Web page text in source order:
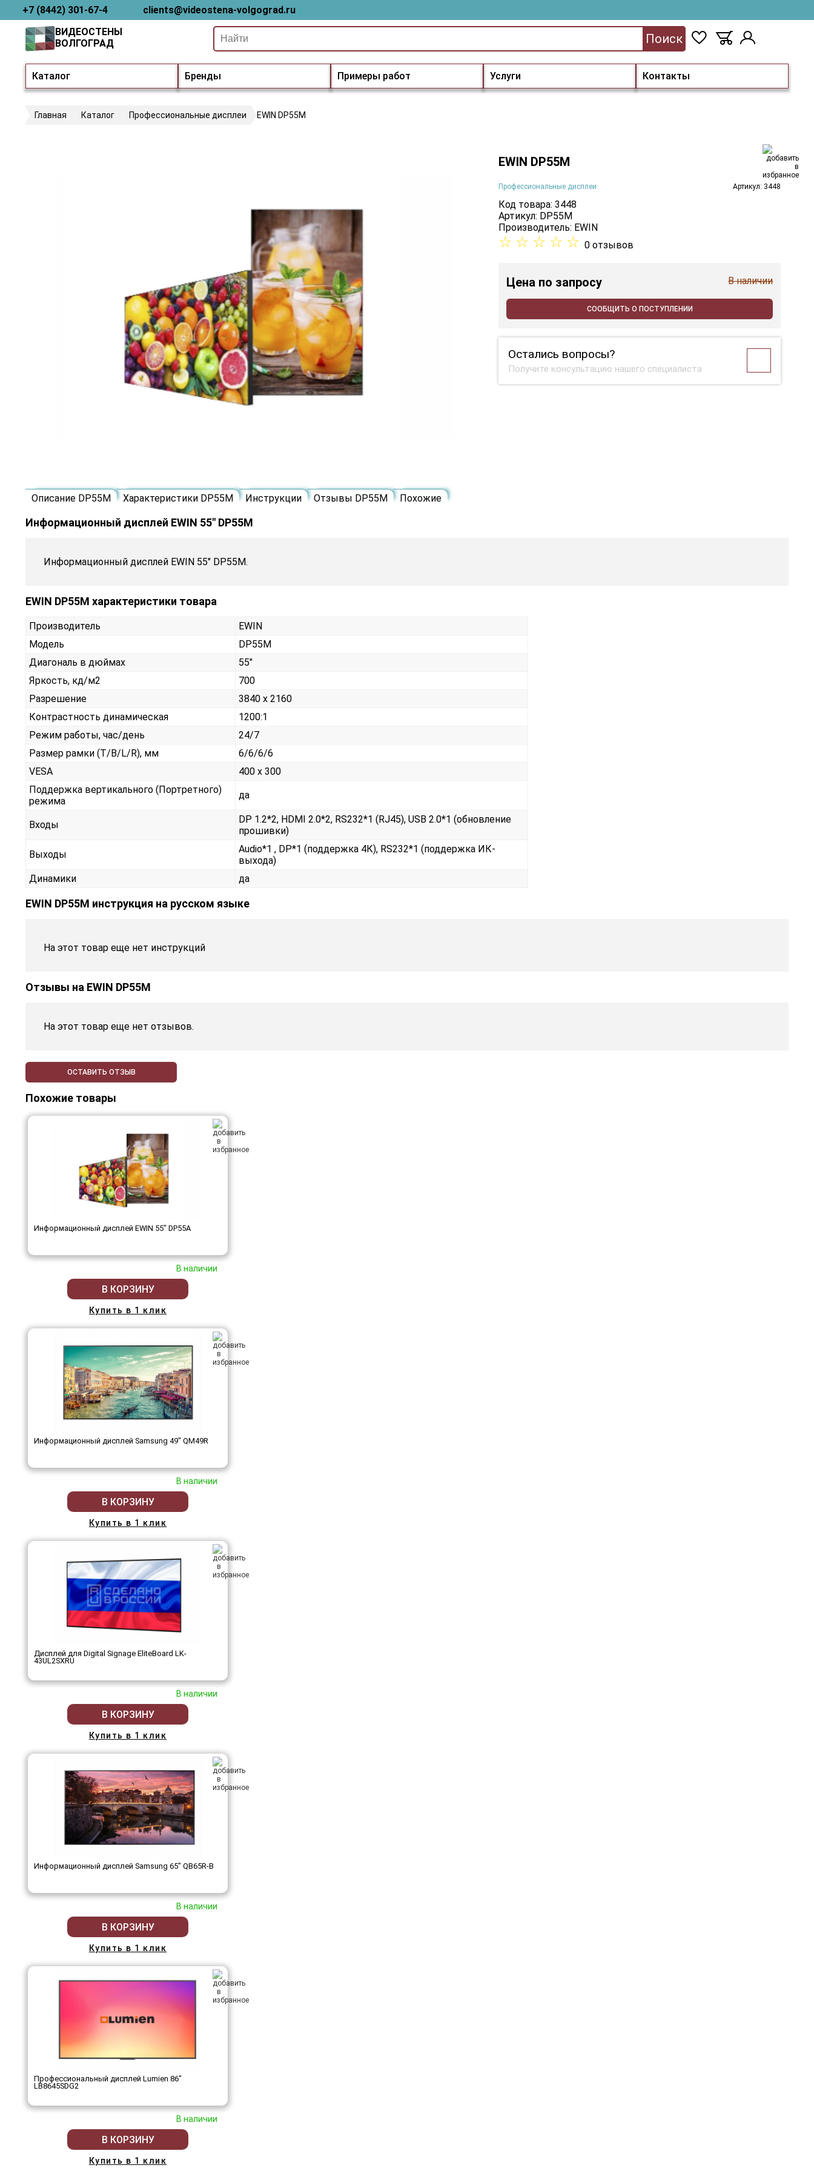
+7 (8442) 301-67-4 clients@videostena-volgograd.ru
Каталог Бренды Примеры работ Услуги Контакты
ВИДЕОСТЕНЫ
ВОЛГОГРАД
Поиск
Главная Каталог Профессиональные дисплеи EWIN DP55M
EWIN DP55M
Профессиональные дисплеи Артикул: 3448
Код товара: 3448
Артикул: DP55M
Производитель: EWIN
☆ ☆ ☆ ☆ ☆ 0 отзывов
Цена по запросу В наличии
СООБЩИТЬ О ПОСТУПЛЕНИИ
Остались вопросы?
Получите консультацию нашего специалиста
Описание DP55M Характеристики DP55M Инструкции Отзывы DP55M Похожие
Информационный дисплей EWIN 55" DP55M
Информационный дисплей EWIN 55" DP55M.
EWIN DP55M характеристики товара
Производитель
EWIN
Модель
DP55M
Диагональ в дюймах
55"
Яркость, кд/м2
700
Разрешение
3840 x 2160
Контрастность динамическая
1200:1
Режим работы, час/день
24/7
Размер рамки (T/B/L/R), мм
6/6/6/6
VESA
400 x 300
Поддержка вертикального (Портретного)
режима
да
Входы
DP 1.2*2, HDMI 2.0*2, RS232*1 (RJ45), USB 2.0*1 (обновление
прошивки)
Выходы
Audio*1 , DP*1 (поддержка 4К), RS232*1 (поддержка ИК-
выхода)
Динамики
да
EWIN DP55M инструкция на русском языке
На этот товар еще нет инструкций
Отзывы на EWIN DP55M
На этот товар еще нет отзывов.
ОСТАВИТЬ ОТЗЫВ
Похожие товары
Информационный дисплей EWIN 55" DP55A
В наличии
В КОРЗИНУ
Купить в 1 клик
Информационный дисплей Samsung 49" QM49R
В наличии
В КОРЗИНУ
Купить в 1 клик
Дисплей для Digital Signage EliteBoard LK-
43UL2SXRU
В наличии
В КОРЗИНУ
Купить в 1 клик
Информационный дисплей Samsung 65" QB65R-B
В наличии
В КОРЗИНУ
Купить в 1 клик
Профессиональный дисплей Lumien 86"
LB8645SDG2
В наличии
В КОРЗИНУ
Купить в 1 клик